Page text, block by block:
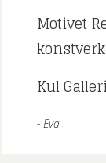
Motivet
Kul
Eva